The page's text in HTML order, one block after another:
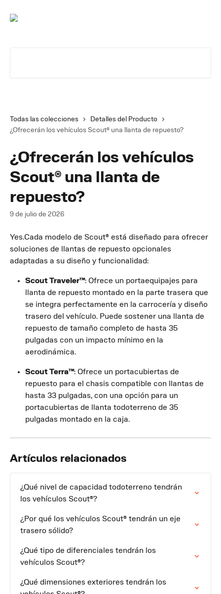
Todas las colecciones
Detalles del Producto
¿Ofrecerán los vehículos Scout® una llanta de repuesto?
¿Ofrecerán los vehículos
Scout® una llanta de
repuesto?
9 de julio de 2026
Yes.Cada modelo de Scout® está diseñado para ofrecer
soluciones de llantas de repuesto opcionales
adaptadas a su diseño y funcionalidad:
Scout Traveler™: Ofrece un portaequipajes para
llanta de repuesto montado en la parte trasera que
se integra perfectamente en la carrocería y diseño
trasero del vehículo. Puede sostener una llanta de
repuesto de tamaño completo de hasta 35
pulgadas con un impacto mínimo en la
aerodinámica.
Scout Terra™: Ofrece un portacubiertas de
repuesto para el chasis compatible con llantas de
hasta 33 pulgadas, con una opción para un
portacubiertas de llanta todoterreno de 35
pulgadas montado en la caja.
Artículos relacionados
¿Qué nivel de capacidad todoterreno tendrán
los vehículos Scout®?
¿Por qué los vehículos Scout® tendrán un eje
trasero sólido?
¿Qué tipo de diferenciales tendrán los
vehículos Scout®?
¿Qué dimensiones exteriores tendrán los